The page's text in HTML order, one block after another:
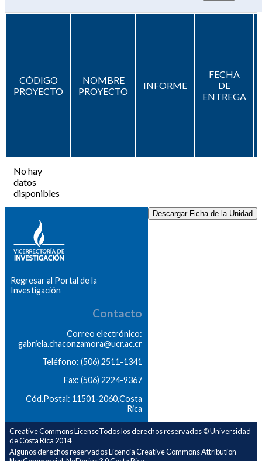
CÓDIGO
PROYECTO
NOMBRE
PROYECTO
INFORME
FECHA
DE
ENTREGA
No hay
datos
disponibles
Descargar Ficha de la Unidad
Regresar al Portal de la
Investigación
Contacto
Correo electrónico:
gabriela.chaconzamora@ucr.ac.cr
Teléfono: (506) 2511-1341
Fax: (506) 2224-9367
Cód.Postal: 11501-2060,Costa
Rica
Creative Commons LicenseTodos los derechos reservados © Universidad
de Costa Rica 2014
Algunos derechos reservados Licencia Creative Commons Attribution-